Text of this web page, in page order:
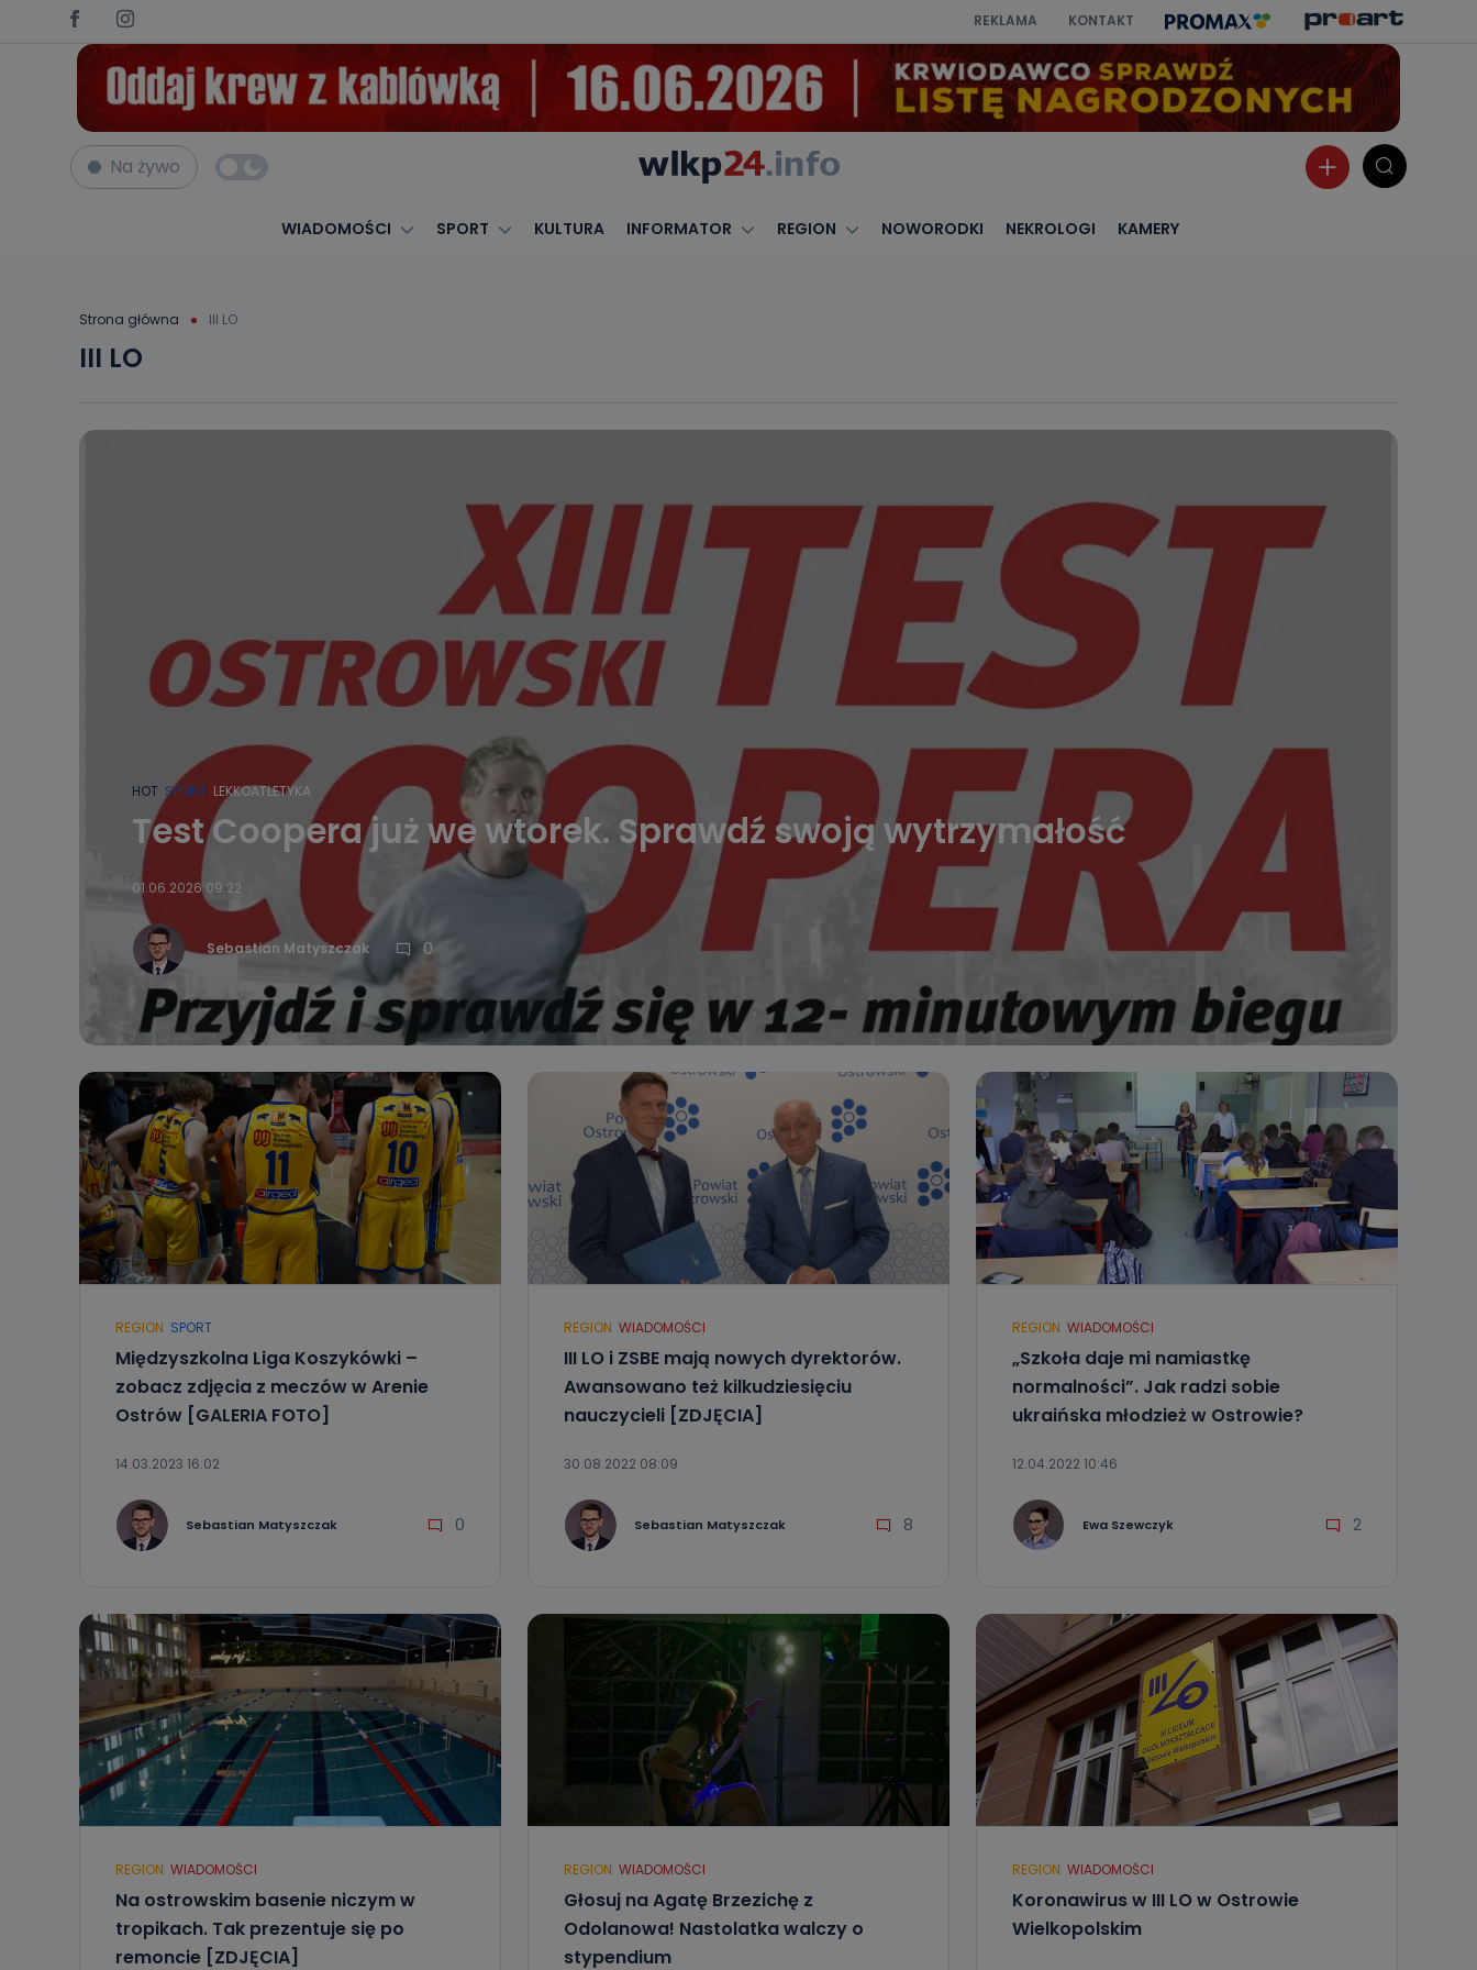
REKLAMA KONTAKT
Na żywo
WIADOMOŚCI SPORT KULTURA INFORMATOR REGION NOWORODKI NEKROLOGI KAMERY
Strona główna III LO
III LO
HOT SPORT LEKKOATLETYKA
Test Coopera już we wtorek. Sprawdź swoją wytrzymałość
01.06.2026 09:22
Sebastian Matyszczak 0
REGION SPORT
Międzyszkolna Liga Koszykówki –
zobacz zdjęcia z meczów w Arenie
Ostrów [GALERIA FOTO]
14.03.2023 16:02
Sebastian Matyszczak 0
REGION WIADOMOŚCI
III LO i ZSBE mają nowych dyrektorów.
Awansowano też kilkudziesięciu
nauczycieli [ZDJĘCIA]
30.08.2022 08:09
Sebastian Matyszczak 8
REGION WIADOMOŚCI
„Szkoła daje mi namiastkę
normalności”. Jak radzi sobie
ukraińska młodzież w Ostrowie?
12.04.2022 10:46
Ewa Szewczyk 2
REGION WIADOMOŚCI
Na ostrowskim basenie niczym w
tropikach. Tak prezentuje się po
remoncie [ZDJĘCIA]
REGION WIADOMOŚCI
Głosuj na Agatę Brzezichę z
Odolanowa! Nastolatka walczy o
stypendium
REGION WIADOMOŚCI
Koronawirus w III LO w Ostrowie
Wielkopolskim